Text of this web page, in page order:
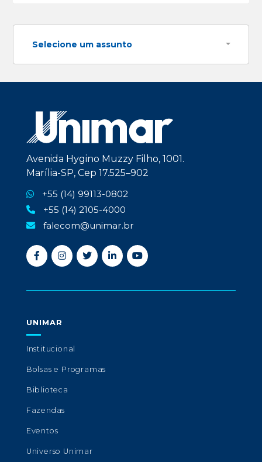
Selecione um assunto
Avenida Hygino Muzzy Filho, 1001.
Marília-SP, Cep 17.525–902
+55 (14) 99113-0802
+55 (14) 2105-4000
falecom@unimar.br
UNIMAR
Institucional
Bolsas e Programas
Biblioteca
Fazendas
Eventos
Universo Unimar